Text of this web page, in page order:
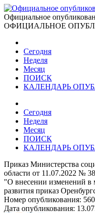
Официальное
ОФИЦИАЛЬНОЕ
Сегодня
Неделя
Месяц
ПОИСК
КАЛЕНДАРЬ
Сегодня
Неделя
Месяц
ПОИСК
КАЛЕНДАРЬ
Приказ Министерства
области от 11.07.2022 №
"О внесении изменений в
развития приказ
Номер опубликования:
Дата опубликования: